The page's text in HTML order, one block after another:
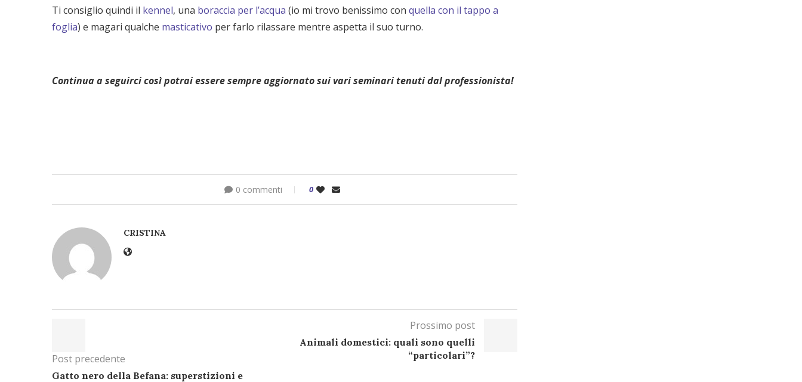
Ti consiglio quindi il kennel, una boraccia per l’acqua (io mi trovo benissimo con quella con il tappo a
foglia) e magari qualche masticativo per farlo rilassare mentre aspetta il suo turno.
Continua a seguirci così potrai essere sempre aggiornato sui vari seminari tenuti dal professionista!
0 commenti 0
CRISTINA
Post precedente
Gatto nero della Befana: superstizioni e
Prossimo post
Animali domestici: quali sono quelli
“particolari”?